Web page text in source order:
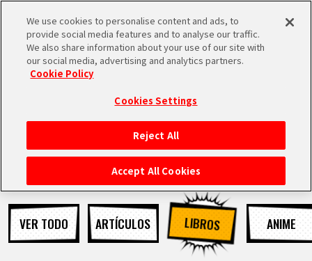
MEN
INICIO
NOTICIAS
LO MÁS DESTACADO
NOTICIAS
VER TODO ARTÍCULOS LIBROS ANIME
We use cookies to personalise content and ads, to
provide social media features and to analyse our traffic.
We also share information about your use of our site with
our social media, advertising and analytics partners.
Cookie Policy
Cookies Settings
Reject All
Accept All Cookies